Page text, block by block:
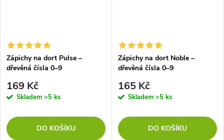
Zápichy na dort Pulse –
dřevěná čísla 0–9
169 Kč
Skladem >5 ks
DO KOŠÍKU
Zápichy na dort Noble –
dřevěná čísla 0–9
165 Kč
Skladem >5 ks
DO KOŠÍKU